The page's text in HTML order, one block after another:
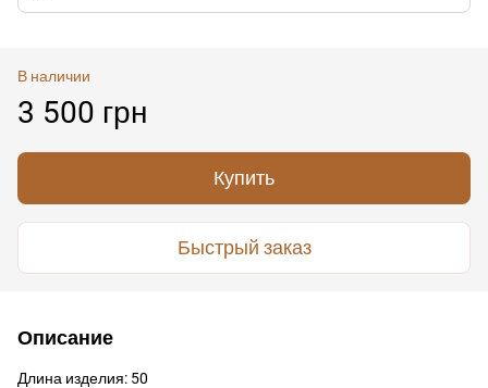
В наличии
3 500 грн
Купить
Быстрый заказ
Описание
Длина изделия: 50